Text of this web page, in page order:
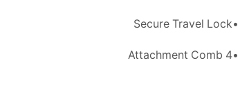
•Secure Travel Lock
•4 Attachment Comb